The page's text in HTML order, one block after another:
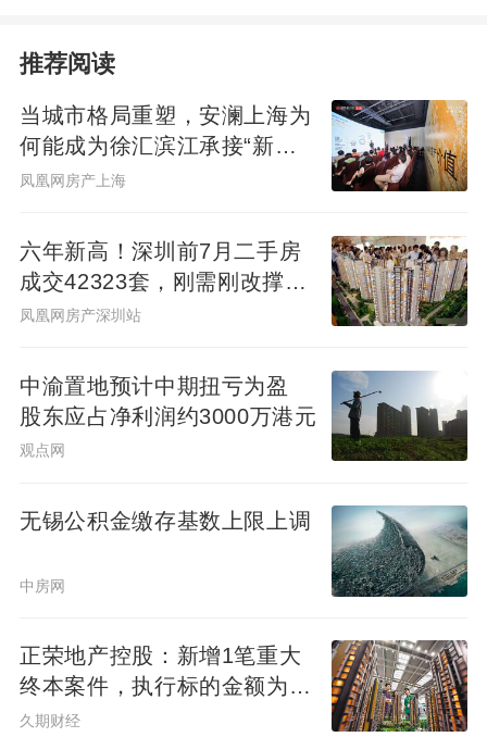
推荐阅读
当城市格局重塑，安澜上海为
何能成为徐汇滨江承接“新质
生产力”的人居锚点？
凤凰网房产上海
六年新高！深圳前7月二手房
成交42323套，刚需刚改撑
起"量的回归"
凤凰网房产深圳站
中渝置地预计中期扭亏为盈
股东应占净利润约3000万港元
观点网
无锡公积金缴存基数上限上调
中房网
正荣地产控股：新增1笔重大
终本案件，执行标的金额为
4.73亿元
久期财经